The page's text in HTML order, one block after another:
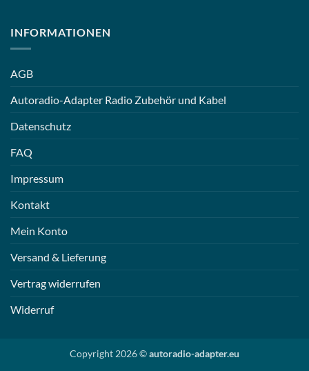
INFORMATIONEN
AGB
Autoradio-Adapter Radio Zubehör und Kabel
Datenschutz
FAQ
Impressum
Kontakt
Mein Konto
Versand & Lieferung
Vertrag widerrufen
Widerruf
Copyright 2026 ©autoradio-adapter.eu